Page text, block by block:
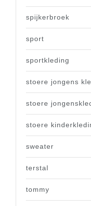
spijkerbroek
sport
sportkleding
stoere jongens
stoere
stoere
sweater
terstal
tommy